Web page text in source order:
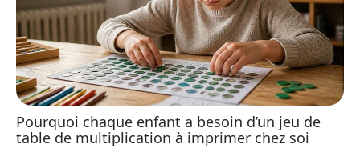
Pourquoi chaque enfant a besoin d’un jeu de
table de multiplication à imprimer chez soi